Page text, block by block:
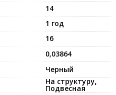
14
1 год
16
0,03864
Черный
На структуру,
Подвесная